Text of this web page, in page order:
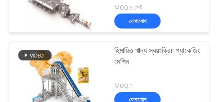
MOQ:১ সেট
যোগাযোগ
হিমায়িত খাদ্য স্বয়ংক্রিয় প্যাকেজিং
মেশিন
MOQ:1
যোগাযোগ